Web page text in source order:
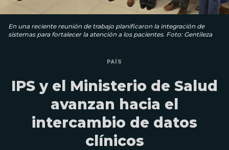
En una reciente reunión de trabajo planificaron la integración de
sistemas para fortalecer la atención a los pacientes. Foto: Gentileza
PAÍS
IPS y el Ministerio de Salud
avanzan hacia el
intercambio de datos
clínicos